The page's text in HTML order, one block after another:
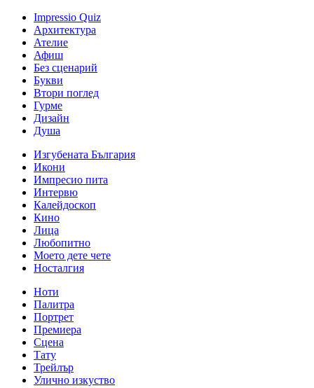
Impressio Quiz
Архитектура
Ателие
Афиш
Без сценарий
Букви
Втори поглед
Гурме
Дизайн
Душа
Изгубената България
Икони
Импресио пита
Интервю
Калейдоскоп
Кино
Лица
Любопитно
Моето дете чете
Носталгия
Ноти
Палитра
Портрет
Премиера
Сцена
Тату
Трейлър
Улично изкуство